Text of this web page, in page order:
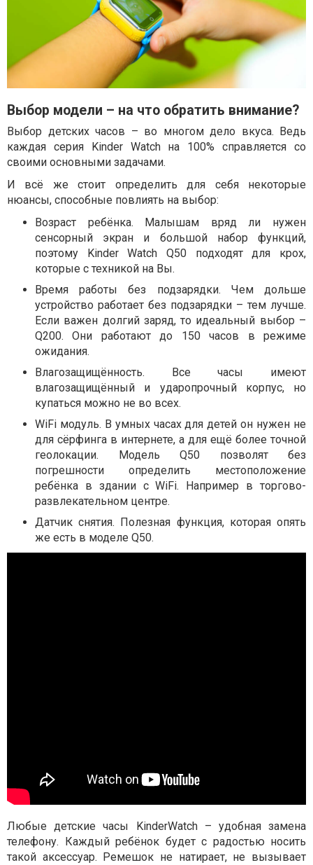
Выбор модели – на что обратить внимание?
Выбор детских часов – во многом дело вкуса. Ведь
каждая серия Kinder Watch на 100% справляется со
своими основными задачами.
И всё же стоит определить для себя некоторые
нюансы, способные повлиять на выбор:
Возраст ребёнка. Малышам вряд ли нужен
сенсорный экран и большой набор функций,
поэтому Kinder Watch Q50 подходят для крох,
которые с техникой на Вы.
Время работы без подзарядки. Чем дольше
устройство работает без подзарядки – тем лучше.
Если важен долгий заряд, то идеальный выбор –
Q200. Они работают до 150 часов в режиме
ожидания.
Влагозащищённость. Все часы имеют
влагозащищённый и ударопрочный корпус, но
купаться можно не во всех.
WiFi модуль. В умных часах для детей он нужен не
для сёрфинга в интернете, а для ещё более точной
геолокации. Модель Q50 позволят без
погрешности определить местоположение
ребёнка в здании с WiFi. Например в торгово-
развлекательном центре.
Датчик снятия. Полезная функция, которая опять
же есть в моделе Q50.
Любые детские часы KinderWatch – удобная замена
телефону. Каждый ребёнок будет с радостью носить
такой аксессуар. Ремешок не натирает, не вызывает